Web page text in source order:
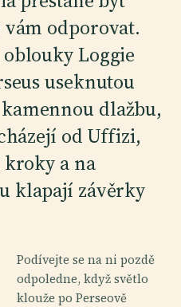
odporovat.
Loggie
useknutou
dlažbu,
od Uffizi,
a na
klapají závěrky
Podívejte se na ni pozdě
odpoledne, když světlo
klouže po Perseově